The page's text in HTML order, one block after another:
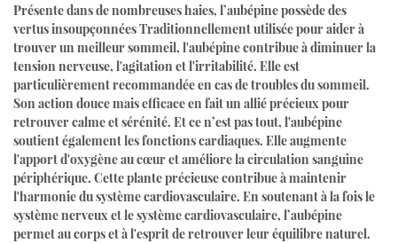
Présente dans de nombreuses haies, l’aubépine possède des
vertus insoupçonnées Traditionnellement utilisée pour aider à
trouver un meilleur sommeil, l'aubépine contribue à diminuer la
tension nerveuse, l'agitation et l'irritabilité. Elle est
particulièrement recommandée en cas de troubles du sommeil.
Son action douce mais efficace en fait un allié précieux pour
retrouver calme et sérénité. Et ce n’est pas tout, l'aubépine
soutient également les fonctions cardiaques. Elle augmente
l'apport d'oxygène au cœur et améliore la circulation sanguine
périphérique. Cette plante précieuse contribue à maintenir
l'harmonie du système cardiovasculaire. En soutenant à la fois le
système nerveux et le système cardiovasculaire, l’aubépine
permet au corps et à l'esprit de retrouver leur équilibre naturel.